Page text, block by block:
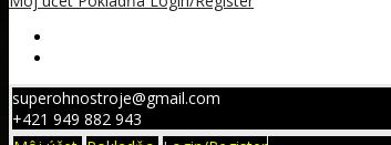
superohnostroje@gmail.com
+421 949 882 943